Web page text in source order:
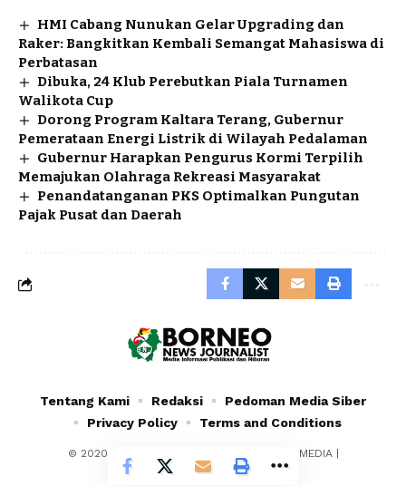
HMI Cabang Nunukan Gelar Upgrading dan
Raker: Bangkitkan Kembali Semangat Mahasiswa di
Perbatasan
Dibuka, 24 Klub Perebutkan Piala Turnamen
Walikota Cup
Dorong Program Kaltara Terang, Gubernur
Pemerataan Energi Listrik di Wilayah Pedalaman
Gubernur Harapkan Pengurus Kormi Terpilih
Memajukan Olahraga Rekreasi Masyarakat
Penandatanganan PKS Optimalkan Pungutan
Pajak Pusat dan Daerah
© 2020 - 2024 - PT. YAFRAN BORNEO MULTIMEDIA |
Borneonewsjournalist.co.id
Tentang Kami Redaksi
Pedoman Media Siber
Privacy Policy
Terms and Conditions